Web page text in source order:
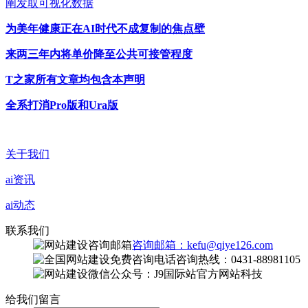
阐发取可视化数据
为美年健康正在AI时代不成复制的焦点壁
来两三年内将单价降至公共可接管程度
T之家所有文章均包含本声明
全系打消Pro版和Ura版
关于我们
ai资讯
ai动态
联系我们
咨询邮箱：kefu@qiye126.com
咨询热线：0431-88981105
微信公众号：J9国际站官方网站科技
给我们留言